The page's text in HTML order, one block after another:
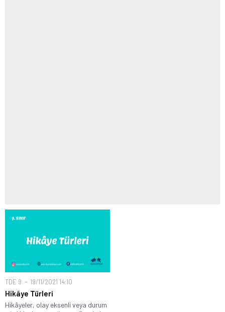
TDE 9 19/11/2021 14:10
Hikâye Türleri
Hikâyeler, olay eksenli veya durum